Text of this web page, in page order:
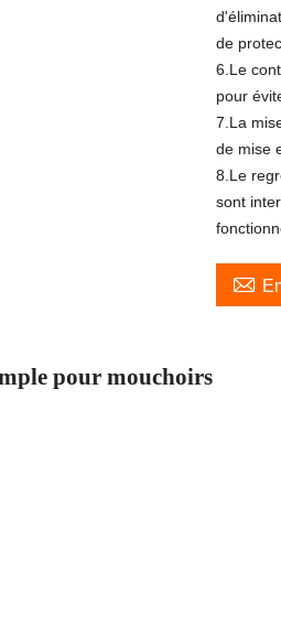
de
6.Le
pour
7.La
de mise
8.Le
sont

pour mouchoirs